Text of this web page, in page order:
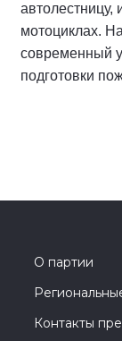
автолестницу,
мотоциклах.
современный
подготовки
О партии
Контакты